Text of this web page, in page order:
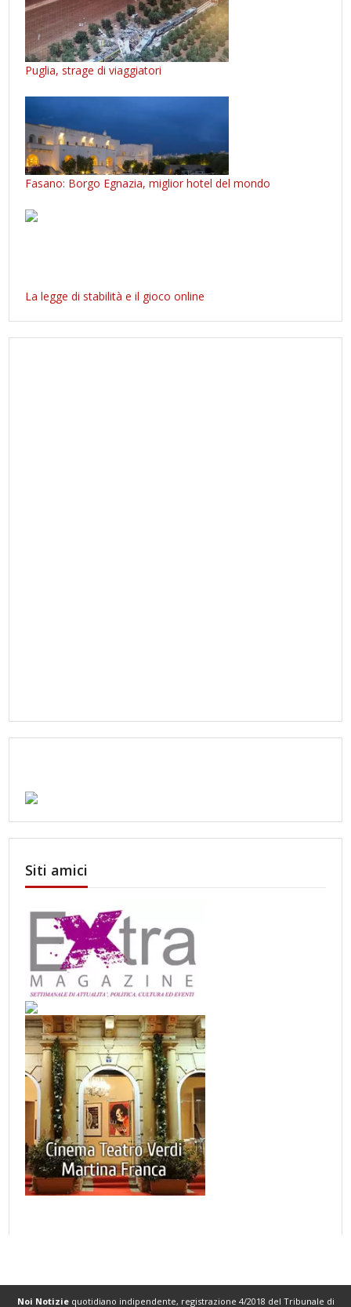
Puglia, strage di viaggiatori
Fasano: Borgo Egnazia, miglior hotel del mondo
La legge di stabilità e il gioco online
Siti amici
Noi Notiziequotidiano indipendente, registrazione 4/2018 del Tribunale di